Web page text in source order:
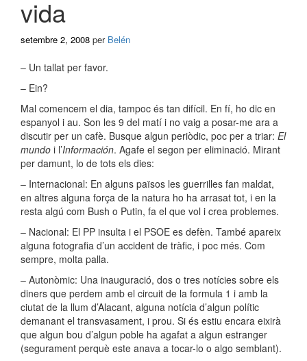
vida
setembre 2, 2008 per Belén
– Un tallat per favor.
– Ein?
Mal comencem el dia, tampoc és tan difícil. En fí, ho dic en
espanyol i au. Son les 9 del matí i no vaig a posar-me ara a
discutir per un cafè. Busque algun periòdic, poc per a triar: El
mundo i l’Información. Agafe el segon per eliminació. Mirant
per damunt, lo de tots els dies:
– Internacional: En alguns països les guerrilles fan maldat,
en altres alguna força de la natura ho ha arrasat tot, i en la
resta algú com Bush o Putin, fa el que vol i crea problemes.
– Nacional: El PP insulta i el PSOE es defèn. També apareix
alguna fotografia d’un accident de tràfic, i poc més. Com
sempre, molta palla.
– Autonòmic: Una inauguració, dos o tres notícies sobre els
diners que perdem amb el circuit de la formula 1 i amb la
ciutat de la llum d’Alacant, alguna notícia d’algun polític
demanant el transvasament, i prou. Si és estiu encara eixirà
que algun bou d’algun poble ha agafat a algun estranger
(segurament perquè este anava a tocar-lo o algo semblant).